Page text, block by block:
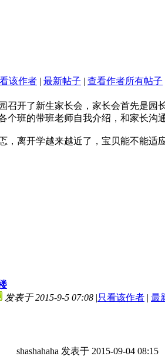
该作者 | 最新帖子 | 查看作者所有帖子
召开了新生家长会，家长会首先是园
个班的带班老师自我介绍，和家长沟通
，离开学越来越近了，宝贝能不能适
发表于 2015-9-5 07:08 |只看该作者 | 最
shashahaha 发表于 2015-09-04 08:15